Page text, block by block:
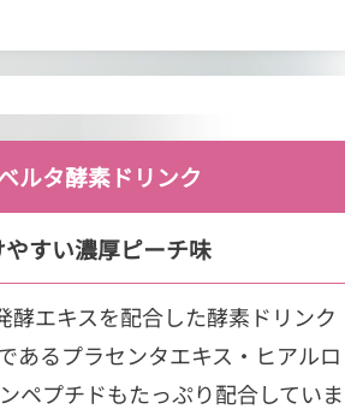
ルタ酵素ドリンク
すい濃厚ピーチ味
酵エキスを配合した酵素ドリンク
あるプラセンタエキス・ヒアルロ
ペプチドもたっぷり配合していま